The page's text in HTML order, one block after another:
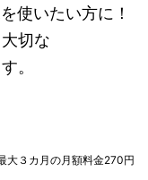
使いたい方に！
切な
。
大３カ月の月額料金270円